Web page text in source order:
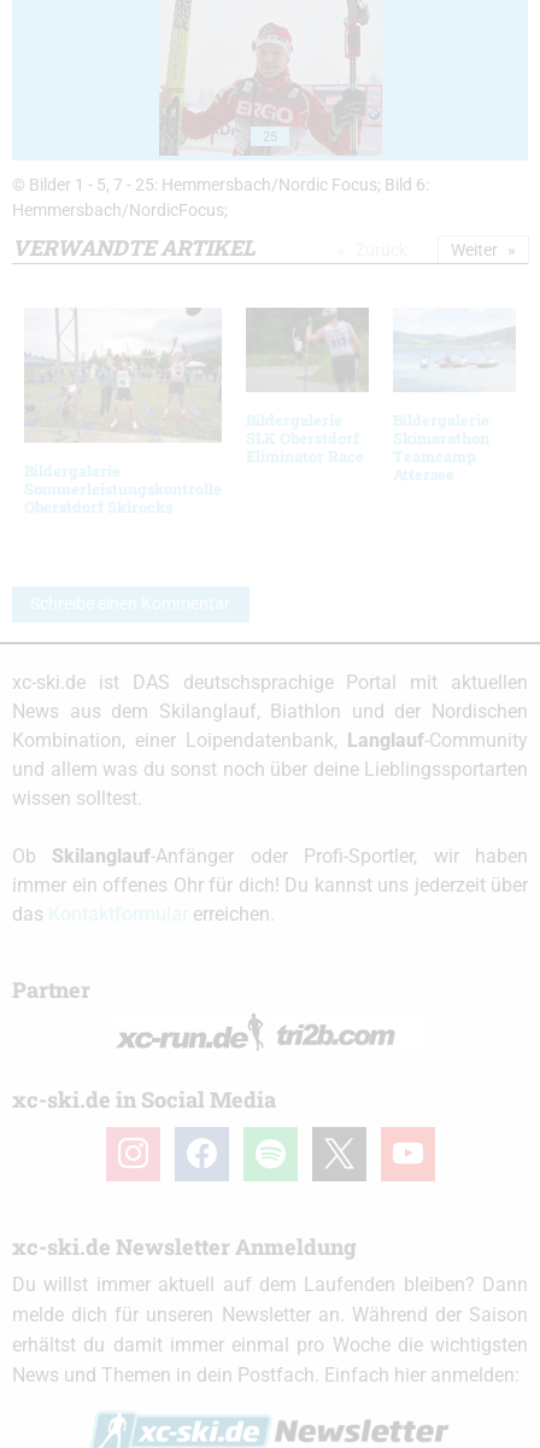
25
© Bilder 1 - 5, 7 - 25: Hemmersbach/Nordic Focus; Bild 6:
Hemmersbach/NordicFocus;
VERWANDTE ARTIKEL
Bildergalerie
Sommerleistungskontrolle
Oberstdorf Skirocks
Bildergalerie
SLK Oberstdorf
Eliminator Race
Bildergalerie
Skimarathon
Teamcamp
Attersee
Weiter
Schreibe einen Kommentar
xc-ski.de ist DAS deutschsprachige Portal mit aktuellen
News aus dem Skilanglauf, Biathlon und der Nordischen
Kombination, einer Loipendatenbank,
Langlauf-Community
und allem was du sonst noch über deine Lieblingssportarten
wissen solltest.
Ob Skilanglauf-Anfänger oder Profi-Sportler, wir haben
immer ein offenes Ohr für dich! Du kannst uns jederzeit über
das
erreichen.
Partner
xc-ski.de in Social Media
instagramfacebook spotify youtube
xc-ski.de Newsletter Anmeldung
Du willst immer aktuell auf dem Laufenden bleiben? Dann
melde dich für unseren Newsletter an. Während der Saison
erhältst du damit immer einmal pro Woche die wichtigsten
News und Themen in dein Postfach. Einfach hier anmelden: